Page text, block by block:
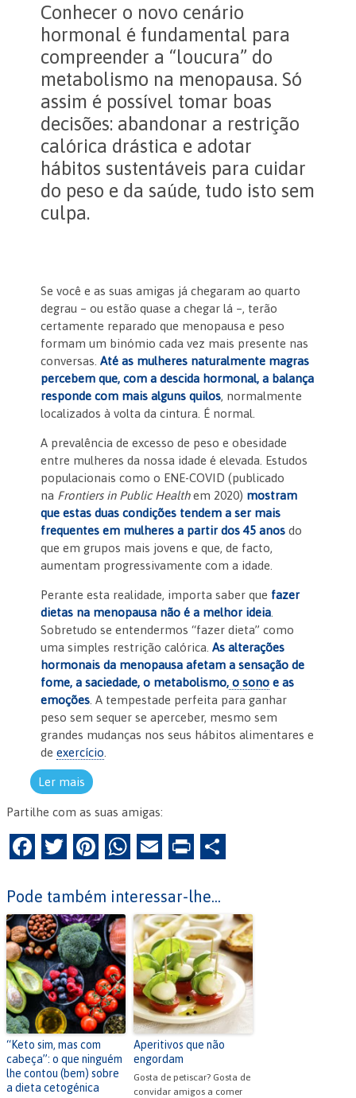
Conhecer o novo cenário
hormonal é fundamental para
compreender a “loucura” do
metabolismo na menopausa. Só
assim é possível tomar boas
decisões: abandonar a restrição
calórica drástica e adotar
hábitos sustentáveis para cuidar
do peso e da saúde, tudo isto sem
culpa.
Se você e as suas amigas já chegaram ao quarto
degrau – ou estão quase a chegar lá –, terão
certamente reparado que menopausa e peso
formam um binómio cada vez mais presente nas
conversas.Até as mulheres naturalmente magras
percebem que, com a descida hormonal, a balança
responde com mais alguns quilos, normalmente
localizados à volta da cintura. É normal.
A prevalência de excesso de peso e obesidade
entre mulheres da nossa idade é elevada. Estudos
populacionais como o ENE-COVID (publicado
na Frontiers in Public Healthem 2020) mostram
que estas duas condições tendem a ser mais
frequentes em mulheres a partir dos 45 anos do
que em grupos mais jovens e que, de facto,
aumentam progressivamente com a idade.
Perante esta realidade, importa saber que fazer
dietas na menopausa não é a melhor ideia
Sobretudo se entendermos “fazer dieta” como
uma simples restrição calórica.As alterações
hormonais da menopausa afetam a sensação de
fome, a saciedade, o metabolismo, o sono e as
emoções . A tempestade perfeita para ganhar
peso sem sequer se aperceber, mesmo sem
grandes mudanças nos seus hábitos alimentares e
deexercício
Ler mais
Partilhe com as suas amigas:
F
c
e
b
o
o
k
T
itt
er
Pi
er
es
t
W
at
s
A
p
p
E
ai
l
Pr
tF
ri
e
n
dl
y
h
ar
Pode também interessar-lhe...
“Keto sim, mas com
cabeça”: o que ninguém
lhe contou (bem) sobre
a dieta cetogénica
Aperitivos que não
engordam
Gosta de petiscar? Gosta de
convidar amigos a comer